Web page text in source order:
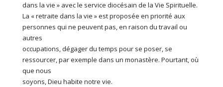
dans la vie » avec le service diocésain de la Vie Spirituelle.
La « retraite dans la vie » est proposée en priorité aux
personnes qui ne peuvent pas, en raison du travail ou
autres
occupations, dégager du temps pour se poser, se
ressourcer, par exemple dans un monastère. Pourtant, où
que nous
soyons, Dieu habite notre vie.